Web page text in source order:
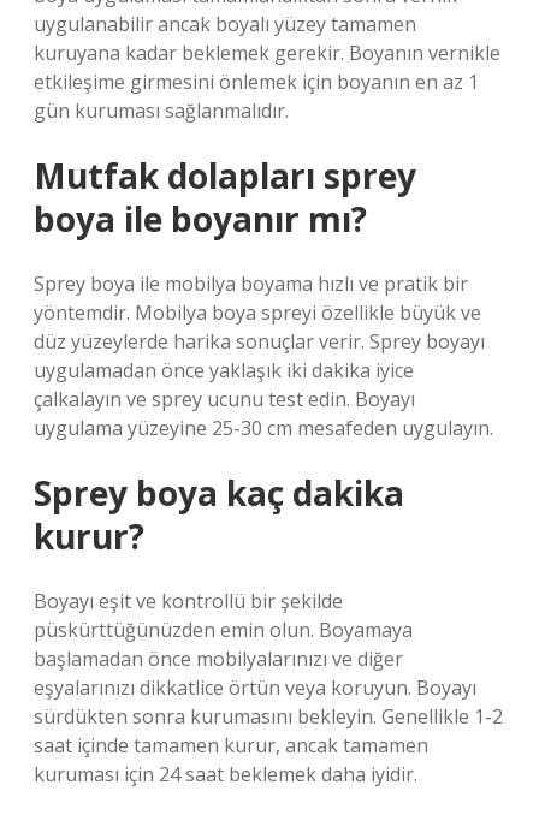
uygulanabilir ancak boyalı yüzey tamamen
kuruyana kadar beklemek gerekir. Boyanın vernikle
etkileşime girmesini önlemek için boyanın en az 1
gün kuruması sağlanmalıdır.
Mutfak dolapları sprey
boya ile boyanır mı?
Sprey boya ile mobilya boyama hızlı ve pratik bir
yöntemdir. Mobilya boya spreyi özellikle büyük ve
düz yüzeylerde harika sonuçlar verir. Sprey boyayı
uygulamadan önce yaklaşık iki dakika iyice
çalkalayın ve sprey ucunu test edin. Boyayı
uygulama yüzeyine 25-30 cm mesafeden uygulayın.
Sprey boya kaç dakika
kurur?
Boyayı eşit ve kontrollü bir şekilde
püskürttüğünüzden emin olun. Boyamaya
başlamadan önce mobilyalarınızı ve diğer
eşyalarınızı dikkatlice örtün veya koruyun. Boyayı
sürdükten sonra kurumasını bekleyin. Genellikle 1-2
saat içinde tamamen kurur, ancak tamamen
kuruması için 24 saat beklemek daha iyidir.